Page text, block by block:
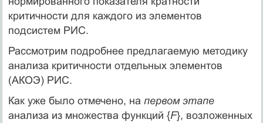
критичности для каждого из элементов
подсистем РИС.
Рассмотрим подробнее предлагаемую методику
анализа критичности отдельных элементов
(АКОЭ) РИС.
Как уже было отмечено, на первом этапе
анализа из множества функций {F}, возложенных